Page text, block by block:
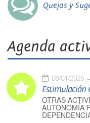
Quejas y
Agenda
08/01/2026
Estimulación
OTRAS
AUTONOMÍA